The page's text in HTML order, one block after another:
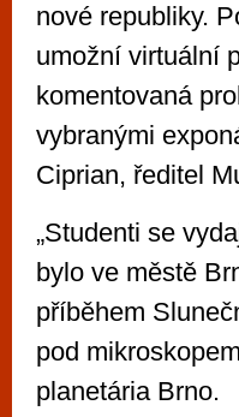
nové republiky.
umožní virtuální
komentovaná
vybranými
Ciprian, ředitel
„Studenti se
bylo ve městě
příběhem
pod
planetária Brno.